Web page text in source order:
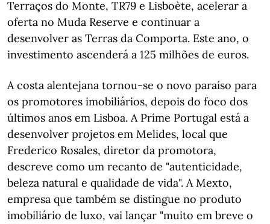
Terraços do Monte, TR79 e Lisboète, acelerar a
oferta no Muda Reserve e continuar a
desenvolver as Terras da Comporta. Este ano, o
investimento ascenderá a 125 milhões de euros.
A costa alentejana tornou-se o novo paraíso para
os promotores imobiliários, depois do foco dos
últimos anos em Lisboa. A Príme Portugal está a
desenvolver projetos em Melides, local que
Frederico Rosales, diretor da promotora,
descreve como um recanto de "autenticidade,
beleza natural e qualidade de vida". A Mexto,
empresa que também se distingue no produto
imobiliário de luxo, vai lançar "muito em breve o